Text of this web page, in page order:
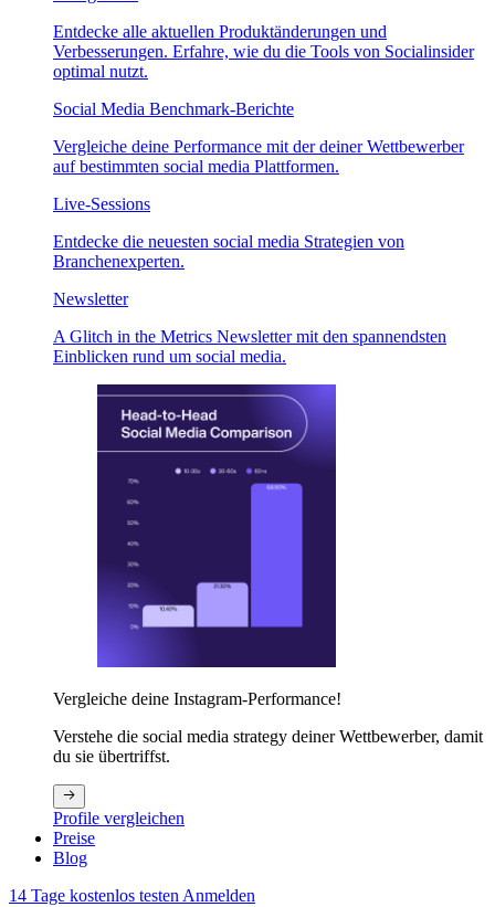
Entdecke alle aktuellen Produktänderungen und
Verbesserungen. Erfahre, wie du die Tools von Socialinsider
optimal nutzt.
Social Media Benchmark-Berichte
Vergleiche deine Performance mit der deiner Wettbewerber
auf bestimmten social media Plattformen.
Live-Sessions
Entdecke die neuesten social media Strategien von
Branchenexperten.
Newsletter
A Glitch in the Metrics Newsletter mit den spannendsten
Einblicken rund um social media.
Vergleiche deine Instagram-Performance!
Verstehe die social media strategy deiner Wettbewerber, damit
du sie übertriffst.
Profile vergleichen
Preise
Blog
14 Tage kostenlos testenAnmelden